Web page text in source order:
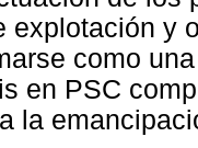
explotación y
como
en PSC
la